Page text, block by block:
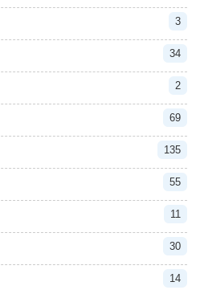
3
34
2
69
135
55
11
30
14